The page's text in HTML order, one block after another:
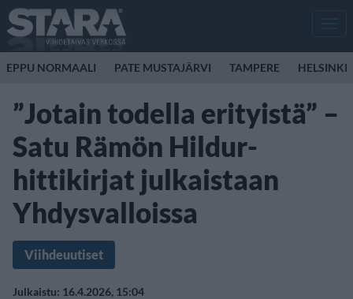
EPPU NORMAALI PATE MUSTAJÄRVI TAMPERE
”Jotain todella erityistä” –
Satu Rämön Hildur-
hittikirjat julkaistaan
Yhdysvalloissa
Viihdeuutiset
Julkaistu: 16.4.2026, 15:04